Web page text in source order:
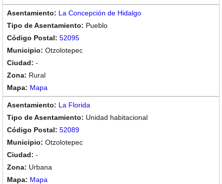
La Concepción de Hidalgo
Pueblo
52095
Otzolotepec
-
Rural
Mapa
La Florida
Unidad habitacional
52089
Otzolotepec
-
Urbana
Mapa